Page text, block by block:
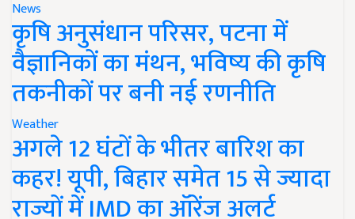
News
कृषि अनुसंधान परिसर, पटना में
वैज्ञानिकों का मंथन, भविष्य की कृषि
तकनीकों पर बनी नई रणनीति
Weather
अगले 12 घंटों के भीतर बारिश का
कहर! यूपी, बिहार समेत 15 से ज्यादा
राज्यों में IMD का ऑरेंज अलर्ट